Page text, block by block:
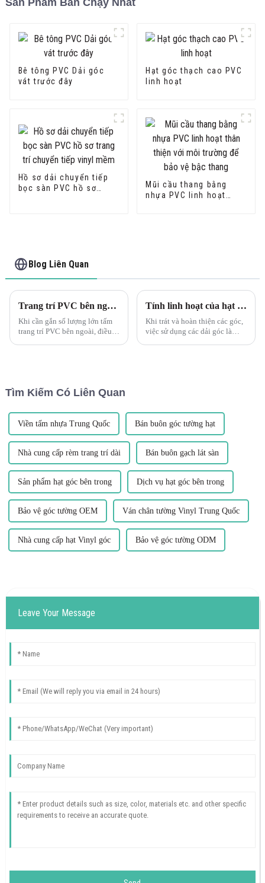
Sản Phẩm Bán Chạy Nhất
Bê tông PVC Dải góc
vát trước đây
Hạt góc thạch cao PVC
linh hoạt
Hồ sơ dải chuyển tiếp
bọc sàn PVC hồ sơ
Mũi cầu thang bằng
nhựa PVC linh hoạt
Blog Liên Quan
Trang trí PVC bên ngoài: Tham gia các cuộc chạy dài Bạn nên làm khô các miếng vải của mình để xem liệu bạn đã vừa vặn hay chưa trước khi bôi bất kỳ loại keo hoặc dây buộc nào.
Khi cần gắn số lượng lớn tấm
trang trí PVC bên ngoài, điều
kiệm...
Tính linh hoạt của hạt trát góc PVC dẻo
Khi trát và hoàn thiện các góc,
việc sử dụng các dải góc là
Tìm Kiếm Có Liên Quan
Viền tấm nhựa Trung Quốc Bán buôn góc tường hạt
Nhà cung cấp rèm trang trí dài Bán buôn gạch lát sàn
Sản phẩm hạt góc bên trong Dịch vụ hạt góc bên trong
Bảo vệ góc tường OEM Ván chân tường Vinyl Trung Quốc
Nhà cung cấp hạt Vinyl góc Bảo vệ góc tường ODM
Leave Your Message